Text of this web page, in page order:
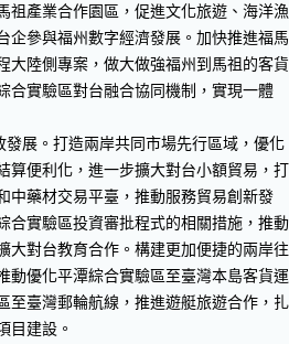
祖產業合作園區，促進文化旅遊、海洋漁
企參與福州數字經濟發展。加快推進福馬
大陸側專案，做大做強福州到馬祖的客貨
合實驗區對台融合協同機制，實現一體
展。打造兩岸共同市場先行區域，優化
算便利化，進一步擴大對台小額貿易，打
中藥材交易平臺，推動服務貿易創新發
合實驗區投資審批程式的相關措施，推動
大對台教育合作。構建更加便捷的兩岸往
動優化平潭綜合實驗區至臺灣本島客貨運
至臺灣郵輪航線，推進遊艇旅遊合作，扎
目建設。